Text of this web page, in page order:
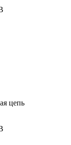
цепь